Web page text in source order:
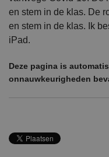
en stem in de klas. De
en stem in de klas. Ik
iPad.
Deze pagina is
onnauwkeurigheden